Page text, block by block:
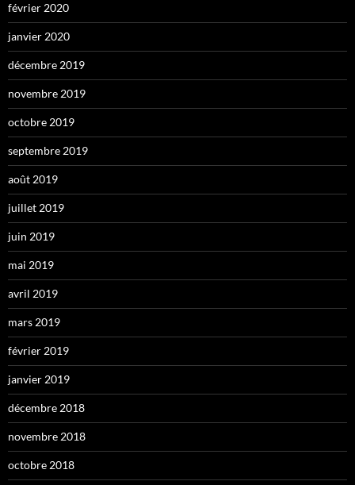
février 2020
janvier 2020
décembre 2019
novembre 2019
octobre 2019
septembre 2019
août 2019
juillet 2019
juin 2019
mai 2019
avril 2019
mars 2019
février 2019
janvier 2019
décembre 2018
novembre 2018
octobre 2018